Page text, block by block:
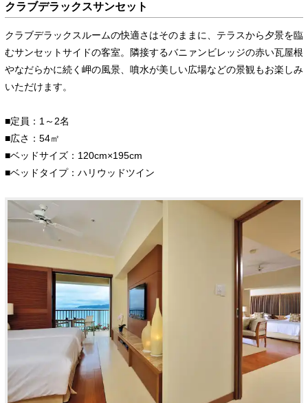
クラブデラックスサンセット
クラブデラックスルームの快適さはそのままに、テラスから夕景を臨
むサンセットサイドの客室。隣接するバニァンビレッジの赤い瓦屋根
やなだらかに続く岬の風景、噴水が美しい広場などの景観もお楽しみ
いただけます。
■定員：1～2名
■広さ：54㎡
■ベッドサイズ：120cm×195cm
■ベッドタイプ：ハリウッドツイン